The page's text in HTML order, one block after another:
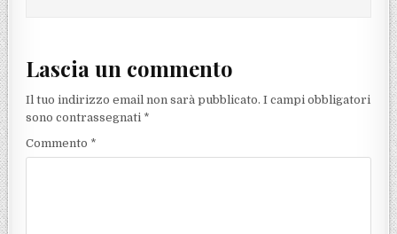
Lascia un commento
Il tuo indirizzo email non sarà pubblicato. I campi obbligatori
sono contrassegnati *
Commento *